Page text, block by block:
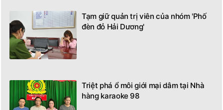
Tạm giữ quản trị viên của nhóm 'Phố
đèn đỏ Hải Dương'
Triệt phá ổ môi giới mại dâm tại Nhà
hàng karaoke 98